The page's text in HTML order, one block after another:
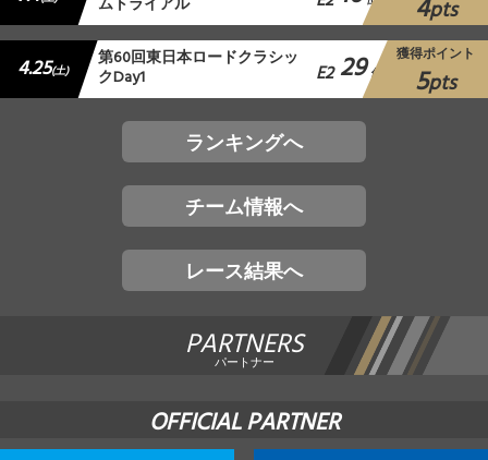
ムトライアル 4pts
4.25(土) 第60回東日本ロードクラシッ
クDay1 E2 29 位
獲得ポイント
5pts
ランキングへ
チーム情報へ
レース結果へ
PARTNERS
パートナー
OFFICIAL PARTNER